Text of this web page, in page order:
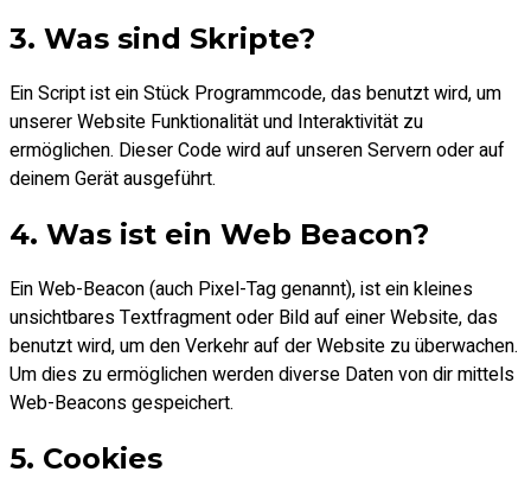
3. Was sind Skripte?
Ein Script ist ein Stück Programmcode, das benutzt wird, um
unserer Website Funktionalität und Interaktivität zu
ermöglichen. Dieser Code wird auf unseren Servern oder auf
deinem Gerät ausgeführt.
4. Was ist ein Web Beacon?
Ein Web-Beacon (auch Pixel-Tag genannt), ist ein kleines
unsichtbares Textfragment oder Bild auf einer Website, das
benutzt wird, um den Verkehr auf der Website zu überwachen.
Um dies zu ermöglichen werden diverse Daten von dir mittels
Web-Beacons gespeichert.
5. Cookies